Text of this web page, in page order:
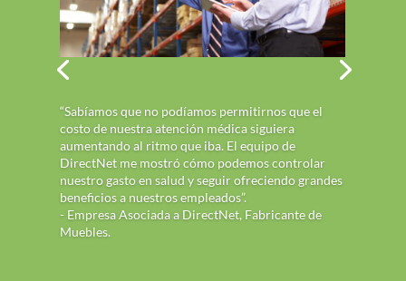
“Sabíamos que no podíamos permitirnos que el
costo de nuestra atención médica siguiera
aumentando al ritmo que iba. El equipo de
DirectNet me mostró cómo podemos controlar
nuestro gasto en salud y seguir ofreciendo grandes
beneficios a nuestros empleados”.
- Empresa Asociada a DirectNet, Fabricante de
Muebles.